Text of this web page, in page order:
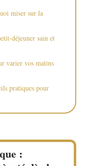
miser sur la
déjeuner sain et
varier vos matins
pratiques pour
: